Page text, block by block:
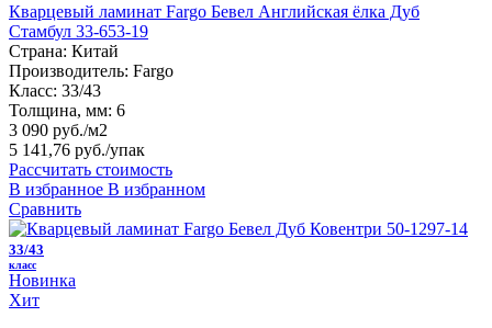
Кварцевый ламинат Fargo Бевел Английская ёлка Дуб
Стамбул 33-653-19
Страна: Китай
Производитель: Fargo
Класс: 33/43
Толщина, мм: 6
3 090 руб./м2
5 141,76 руб./упак
Рассчитать стоимость
В избранное В избранном
Сравнить
33/43
класс
Новинка
Хит